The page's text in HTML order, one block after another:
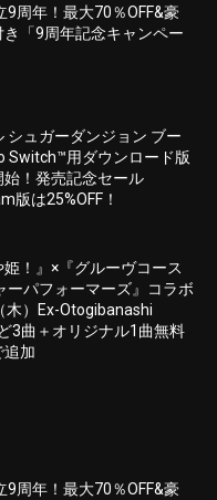
9周年！最大70％OFF&豪
「9周年記念キャンペー
シュガーダンジョン ブー
Switch™用ダウンロード版
！発売記念セール
版は25%OFF！
！』×『グルーヴコース
ーパフォーマーズ』コラボ
木）Ex-Otogibanashi
3曲＋オリジナル1曲無料
追加
9周年！最大70％OFF&豪